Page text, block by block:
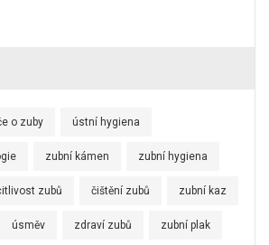
o zuby ústní hygiena
zubní kámen zubní hygiena
zubů čištění zubů zubní kaz
úsměv zdraví zubů zubní plak